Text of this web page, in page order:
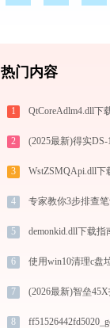
热门内容
1 QtCoreAdlm4.dll下
2
3 WstZSMQApi.dll下
4 专家教你3步排查
5
6 使用win10清理c盘
7
8